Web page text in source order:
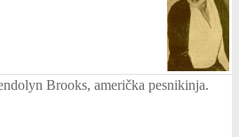
Brooks, američka pesnikinja.